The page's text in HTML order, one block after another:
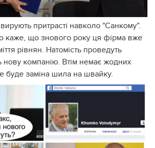
притрасті навколо "Санкому".
каже, що знового року ця фірма вже
рівнян. Натомість проведуть
нову компанію. Втім немає жодних
буде заміна шила на швайку.